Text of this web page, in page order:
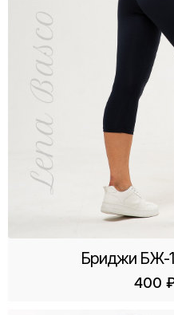
Бриджи БЖ-
400